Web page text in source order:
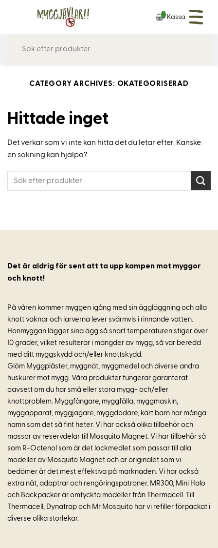
Kassa
CATEGORY ARCHIVES: OKATEGORISERAD
Hittade inget
Det verkar som vi inte kan hitta det du letar efter. Kanske
en sökning kan hjälpa?
Det är aldrig för sent att ta upp kampen mot myggor
och knott!
På våren kommer myggen igång med sin äggläggning och alla
knott vaknar och larverna lever svärmvis i rinnande vatten.
Honmyggan lägger sina ägg så snart temperaturen stiger över
10 grader, vilket resulterar i mängder av mygg, så var beredd
med ditt myggskydd och/eller knottskydd.
Glöm Myggplåster, myggnät, myggmedel och diverse andra
huskurer mot mygg. Våra produkter fungerar garanterat
oavsett om du har små eller stora mygg- och/eller
knottproblem. Myggfångare, myggfälla, myggmaskin,
myggapparat, myggjagare, myggdödare, kärt barn har många
namn som det så fint heter. Vi har också olika tillbehör och
massor av reservdelar till Mosquito Magnet. Vi har tillbehör så
som R-Octenol som är det lockmedlet som passar till alla
modeller av Mosquito Magnet och är originalet som vi
bedömer är det mest effektiva på marknaden. Vi har också
extra nät, adaptrar och rengöringspatroner. MR300, Mini Halo
och Backpacker är omtyckta modeller från Thermacell. Till
Thermacell, Dynatrap och Mr Mosquito har vi refiller förpackat i
diverse olika storlekar.